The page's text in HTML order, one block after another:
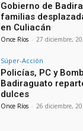
Gobierno de
familias
en Culiacán
Once Ríos - 27 diciembre,
Súper-Acción
Policías, PC y
Badiraguato
dulces
Once Ríos - 26 diciembre,